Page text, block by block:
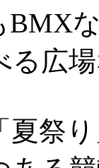
BMX
る広
夏祭